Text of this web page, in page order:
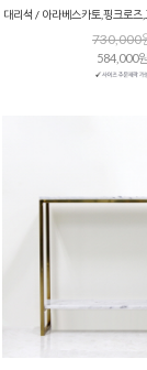
대리석 / 아라베스카토,핑크로즈
730,000
584,000원